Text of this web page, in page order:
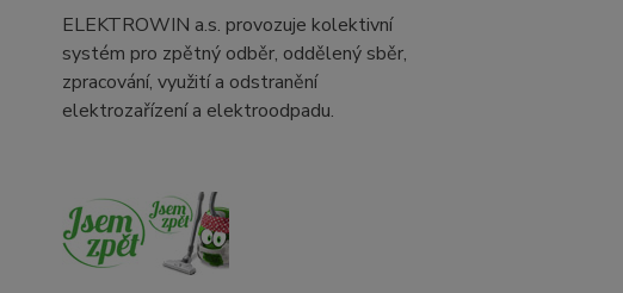
ELEKTROWIN a.s. provozuje kolektivní
systém pro zpětný odběr, oddělený sběr,
zpracování, využití a odstranění
elektrozařízení a elektroodpadu.